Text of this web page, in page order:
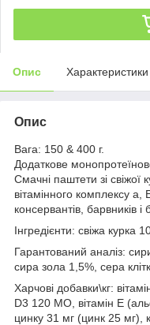
Опис Характеристики
Опис
Вага: 150 & 400 г.
Додаткове
Смачні паштети зі свіжої
вітамінного комплексу
консервантів, барвників і
Інгредієнти: свіжа курка
Гарантований аналіз:
сира зола 1,5%, сера
Харчові добавки\кг:
D3 120 МО, вітамін Е
цинку 31 мг (цинк 25 мг),